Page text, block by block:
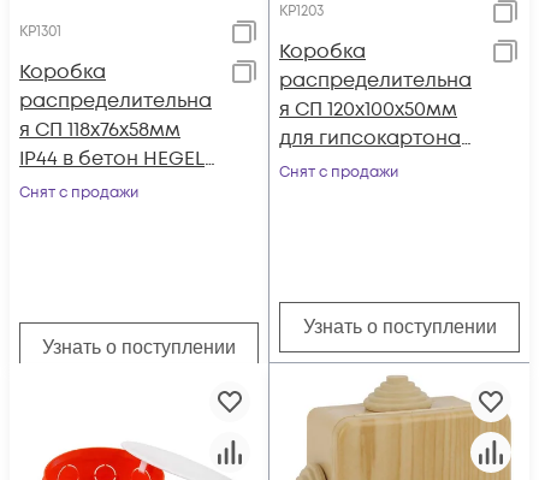
КР1301
Коробка
распределительна
я СП 118х76х58мм
IP44 в бетон HEGEL
КР1301
Снят с продажи
Узнать о поступлении
КР1203
Коробка
распределительна
я СП 120х100х50мм
для гипсокартона
HEGEL КР1203
Снят с продажи
Узнать о поступлении